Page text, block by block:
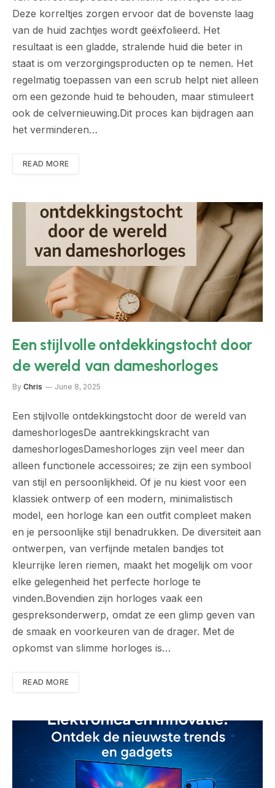
Deze korreltjes zorgen ervoor dat de bovenste laag
van de huid zachtjes wordt geëxfolieerd. Het
resultaat is een gladde, stralende huid die beter in
staat is om verzorgingsproducten op te nemen. Het
regelmatig toepassen van een scrub helpt niet alleen
om een gezonde huid te behouden, maar stimuleert
ook de celvernieuwing.Dit proces kan bijdragen aan
het verminderen…
READ MORE
Een stijlvolle ontdekkingstocht door
de wereld van dameshorloges
By Chris June 8, 2025
Een stijlvolle ontdekkingstocht door de wereld van
dameshorlogesDe aantrekkingskracht van
dameshorlogesDameshorloges zijn veel meer dan
alleen functionele accessoires; ze zijn een symbool
van stijl en persoonlijkheid. Of je nu kiest voor een
klassiek ontwerp of een modern, minimalistisch
model, een horloge kan een outfit compleet maken
en je persoonlijke stijl benadrukken. De diversiteit aan
ontwerpen, van verfijnde metalen bandjes tot
kleurrijke leren riemen, maakt het mogelijk om voor
elke gelegenheid het perfecte horloge te
vinden.Bovendien zijn horloges vaak een
gespreksonderwerp, omdat ze een glimp geven van
de smaak en voorkeuren van de drager. Met de
opkomst van slimme horloges is…
READ MORE